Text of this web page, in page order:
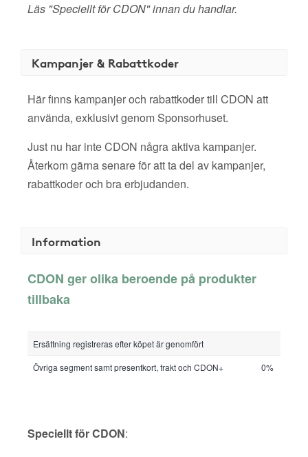
Läs "Speciellt för CDON" innan du handlar.
Kampanjer & Rabattkoder
Här finns kampanjer och rabattkoder till CDON att
använda, exklusivt genom Sponsorhuset.
Just nu har inte CDON några aktiva kampanjer.
Återkom gärna senare för att ta del av kampanjer,
rabattkoder och bra erbjudanden.
Information
CDON ger olika beroende på produkter
tillbaka
Ersättning registreras efter köpet är genomfört
Övriga segment samt presentkort, frakt och CDON+
0%
Speciellt för CDON: